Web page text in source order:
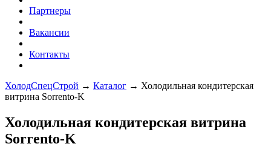
Партнеры
Вакансии
Контакты
ХолодСпецСтрой → Каталог → Холодильная кондитерская
витрина Sorrento-K
Холодильная кондитерская витрина
Sorrento-K